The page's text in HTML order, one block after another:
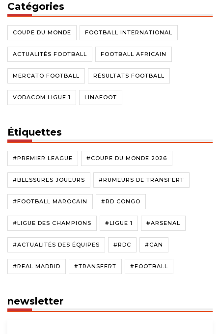
Catégories
COUPE DU MONDE FOOTBALL INTERNATIONAL
ACTUALITÉS FOOTBALL FOOTBALL AFRICAIN
MERCATO FOOTBALL RÉSULTATS FOOTBALL
VODACOM LIGUE 1 LINAFOOT
Étiquettes
#PREMIER LEAGUE #COUPE DU MONDE 2026
#BLESSURES JOUEURS #RUMEURS DE TRANSFERT
#FOOTBALL MAROCAIN #RD CONGO
#LIGUE DES CHAMPIONS #LIGUE 1 #ARSENAL
#ACTUALITÉS DES ÉQUIPES #RDC #CAN
#REAL MADRID #TRANSFERT #FOOTBALL
newsletter